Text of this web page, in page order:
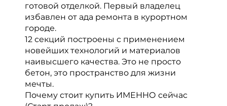
готовой отделкой. Первый владелец
избавлен от ада ремонта в курортном
городе.
12 секций построены с применением
новейших технологий и материалов
наивысшего качества. Это не просто
бетон, это пространство для жизни
мечты.
Почему стоит купить ИМЕННО сейчас